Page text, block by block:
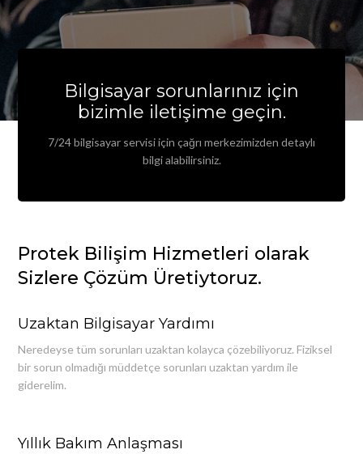
Bilgisayar sorunlarınız için
bizimle iletişime geçin.
7/24 bilgisayar servisi için çağrı merkezimizden detaylı
bilgi alabilirsiniz.
Protek Bilişim Hizmetleri olarak
Sizlere Çözüm Üretiytoruz.
Uzaktan Bilgisayar Yardımı
Neredeyse tüm sorunları uzaktan kolayca çözebiliyoruz. Fiziksel
bir sorun olmadığı müddetçe sorunları uzaktan yardım ile
giderelim.
Yıllık Bakım Anlaşması